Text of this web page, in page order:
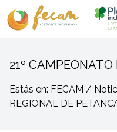
21º
Estás en: FECAM /
REGIONAL DE